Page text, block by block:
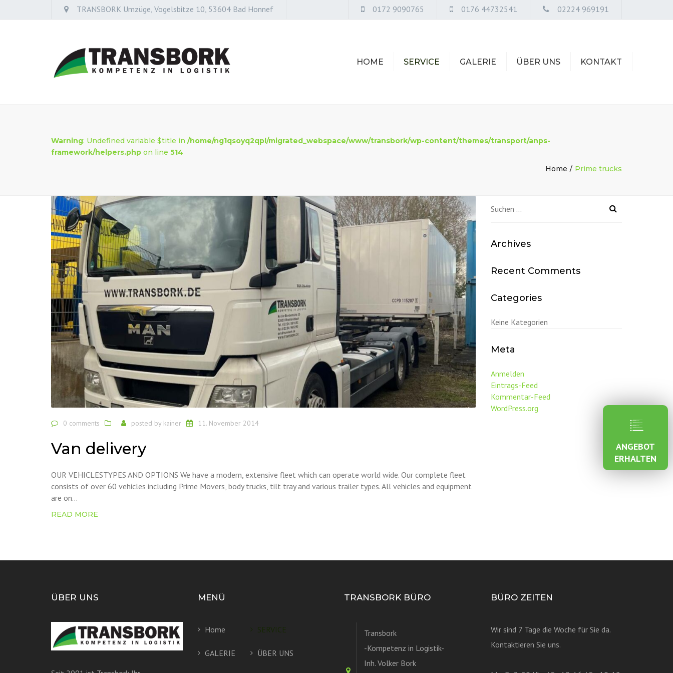
TRANSBORK Umzüge, Vogelsbitze 10, 53604 Bad Honnef 0172 9090765 0176 44732541 02224 969191
HOME SERVICE
TRANSPORT
GALERIE ÜBER UNS KONTAKT
Warning: Undefined variable $title in /home/ng1qsoyq2qpl/migrated_webspace/www/transbork/wp-content/themes/transport/anps-
framework/helpers.php on line 514
Home
Prime trucks
0 comments posted by kainer 11. November 2014
Van delivery
OUR VEHICLESTYPES AND OPTIONS We have a modern, extensive fleet which can operate world wide. Our complete fleet
consists of over 60 vehicles including Prime Movers, body trucks, tilt tray and various trailer types. All vehicles and equipment
are on...
READ MORE
nach:
Archives
Recent Comments
Categories
Keine Kategorien
Meta
Anmelden
Eintrags-Feed
Kommentar-Feed
WordPress.org
ÜBER UNS MENÜ
Home SERVICE
GALERIE ÜBER UNS
TRANSBORK BÜRO
Transbork
-Kompetenz in Logistik-
Inh. Volker Bork
BÜRO ZEITEN
Wir sind 7 Tage die Woche für Sie da.
Kontaktieren Sie uns.
ANGEBOT
ERHALTEN